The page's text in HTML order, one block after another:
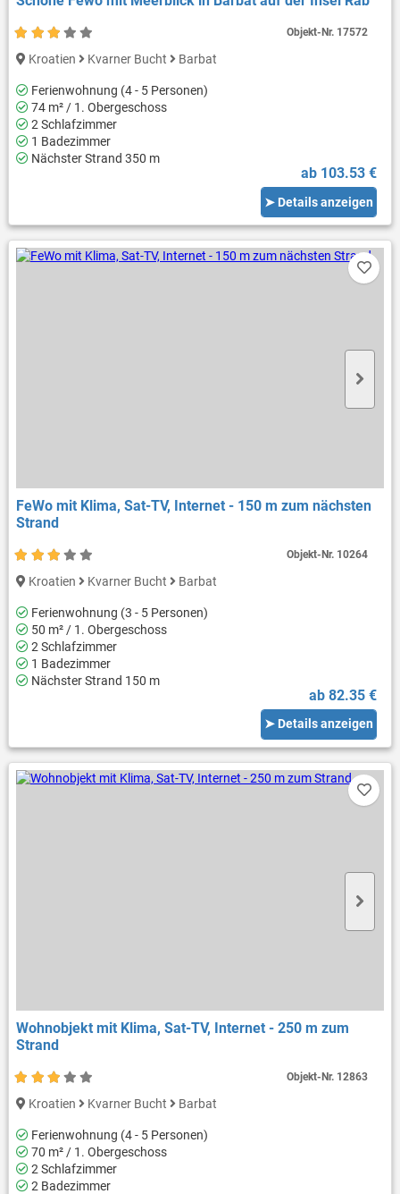
Kroatien Kvarner Bucht Barbat
Ferienwohnung (4 - 5 Personen)
74 m² / 1. Obergeschoss
2 Schlafzimmer
1 Badezimmer
Nächster Strand 350 m
ab 103.53 €
➤ Details anzeigen
Objekt-Nr. 17572
FeWo mit Klima, Sat-TV, Internet - 150 m zum nächsten
Strand
Kroatien Kvarner Bucht Barbat
Ferienwohnung (3 - 5 Personen)
50 m² / 1. Obergeschoss
2 Schlafzimmer
1 Badezimmer
Nächster Strand 150 m
ab 82.35 €
➤ Details anzeigen
Objekt-Nr. 10264
Wohnobjekt mit Klima, Sat-TV, Internet - 250 m zum
Strand
Kroatien Kvarner Bucht Barbat
Ferienwohnung (4 - 5 Personen)
70 m² / 1. Obergeschoss
2 Schlafzimmer
2 Badezimmer
Objekt-Nr. 12863